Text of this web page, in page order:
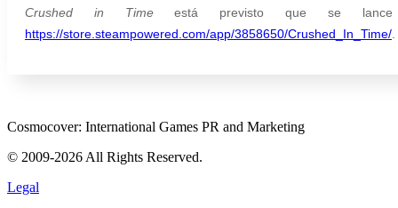
Crushed in Timeestá previsto que se
https://store.steampowered.com/app/3858650/Crushed_In_Time/
Cosmocover: International Games PR and Marketing
© 2009-2026 All Rights Reserved.
Legal